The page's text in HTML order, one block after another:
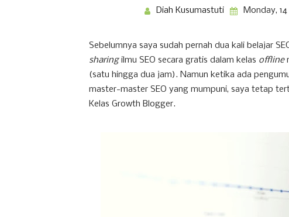
Diah Kusumastuti Monday,
Sebelumnya saya sudah pernah dua kali belajar
sharingilmu SEO secara gratis dalam kelas offline
(satu hingga dua jam). Namun ketika ada
master-master SEO yang mumpuni, saya tetap
Kelas Growth Blogger.